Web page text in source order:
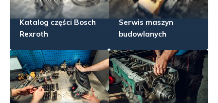
Katalog części Bosch
Rexroth
Serwis maszyn
budowlanych